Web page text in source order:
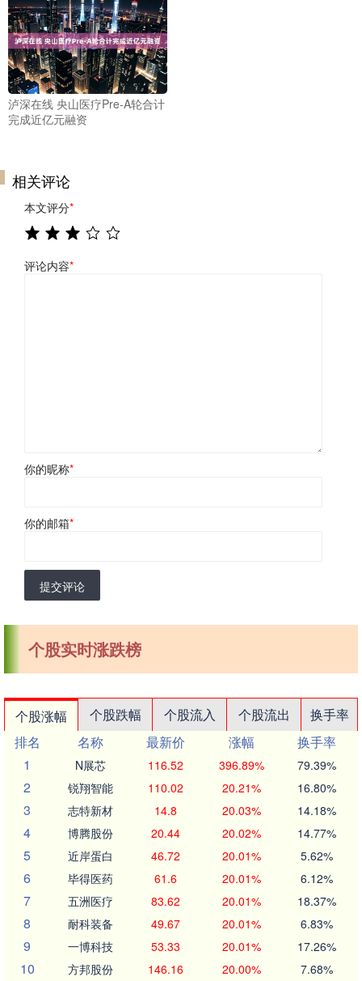
泸深在线 央山医疗Pre-A轮合计
完成近亿元融资
相关评论
本文评分*
评论内容*
你的昵称*
你的邮箱*
提交评论
个股实时涨跌榜
个股涨幅 个股跌幅 个股流入 个股流出
换手率
排名
名称 最新价 涨幅
换手率
1
N展芯 116.52 396.89% 79.39%
2 锐翔智能 110.02 20.21% 16.80%
3 志特新材 14.8 20.03% 14.18%
4 博腾股份 20.44 20.02% 14.77%
5 近岸蛋白 46.72 20.01% 5.62%
6 毕得医药 61.6 20.01% 6.12%
7 五洲医疗 83.62 20.01% 18.37%
8 耐科装备 49.67 20.01% 6.83%
9 一博科技 53.33 20.01% 17.26%
10 方邦股份 146.16 20.00% 7.68%